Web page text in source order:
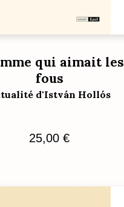
qui aimait les
fous
d'István Hollós
25,00 €